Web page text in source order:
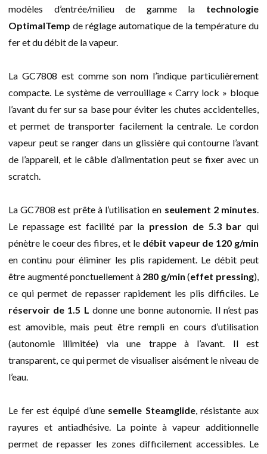
modèles d’entrée/milieu de gamme la technologie
OptimalTemp de réglage automatique de la température du
fer et du débit de la vapeur.
La GC7808 est comme son nom l’indique particulièrement
compacte. Le système de verrouillage « Carry lock » bloque
l’avant du fer sur sa base pour éviter les chutes accidentelles,
et permet de transporter facilement la centrale. Le cordon
vapeur peut se ranger dans un glissière qui contourne l’avant
de l’appareil, et le câble d’alimentation peut se fixer avec un
scratch.
La GC7808 est prête à l’utilisation en seulement 2 minutes.
Le repassage est facilité par la pression de 5.3 bar qui
pénètre le coeur des fibres, et le débit vapeur de 120 g/min
en continu pour éliminer les plis rapidement. Le débit peut
être augmenté ponctuellement à 280 g/min (effet pressing),
ce qui permet de repasser rapidement les plis difficiles. Le
réservoir de 1.5 L donne une bonne autonomie. Il n’est pas
est amovible, mais peut être rempli en cours d’utilisation
(autonomie illimitée) via une trappe à l’avant. Il est
transparent, ce qui permet de visualiser aisément le niveau de
l’eau.
Le fer est équipé d’une semelle Steamglide, résistante aux
rayures et antiadhésive. La pointe à vapeur additionnelle
permet de repasser les zones difficilement accessibles. Le